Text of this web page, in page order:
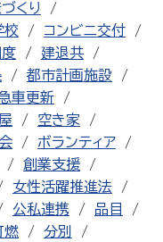
くり
校
コンビニ交付
建退共
都市計画施設
車更新
空き家
ボランティア
創業支援
女性活躍推進法
公私連携
品目
燃
分別